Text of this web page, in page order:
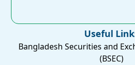
Useful
Bangladesh Securities and
(BSEC)